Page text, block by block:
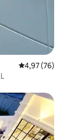
4,97 ud af 5 i
4,97 (76)